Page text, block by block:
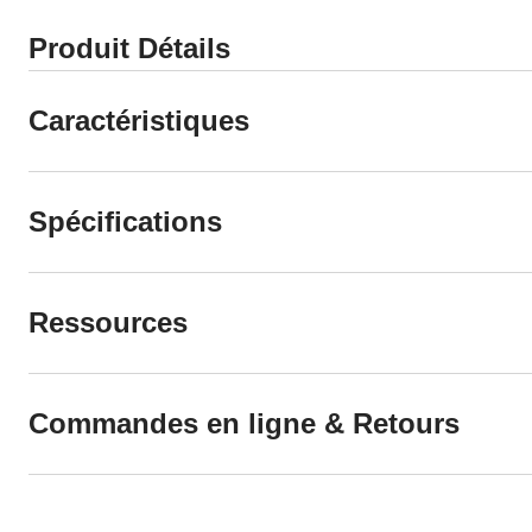
Produit Détails
Caractéristiques
Spécifications
Ressources
Commandes en ligne & Retours